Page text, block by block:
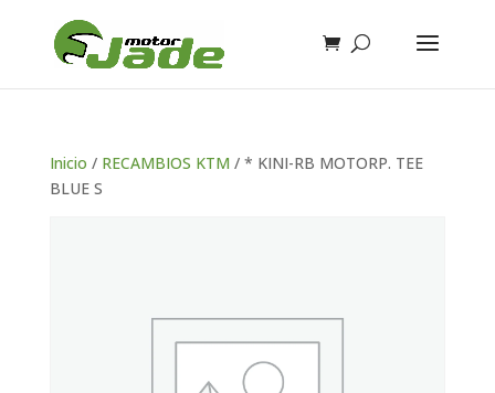
Inicio / RECAMBIOS KTM / * KINI-RB MOTORP. TEE
BLUE S